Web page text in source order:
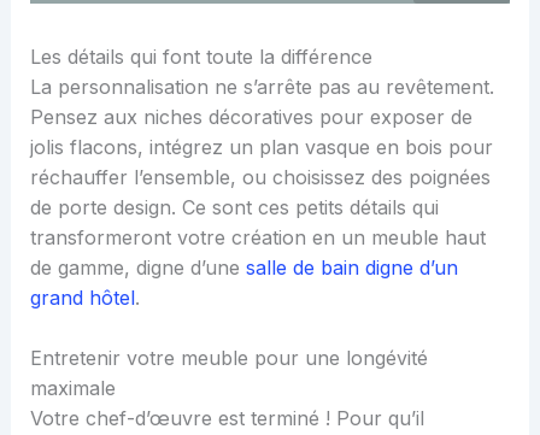
Les détails qui font toute la différence
La personnalisation ne s’arrête pas au revêtement.
Pensez aux niches décoratives pour exposer de
jolis flacons, intégrez un plan vasque en bois pour
réchauffer l’ensemble, ou choisissez des poignées
de porte design. Ce sont ces petits détails qui
transformeront votre création en un meuble haut
de gamme, digne d’une salle de bain digne d’un
grand hôtel.
Entretenir votre meuble pour une longévité
maximale
Votre chef-d’œuvre est terminé ! Pour qu’il